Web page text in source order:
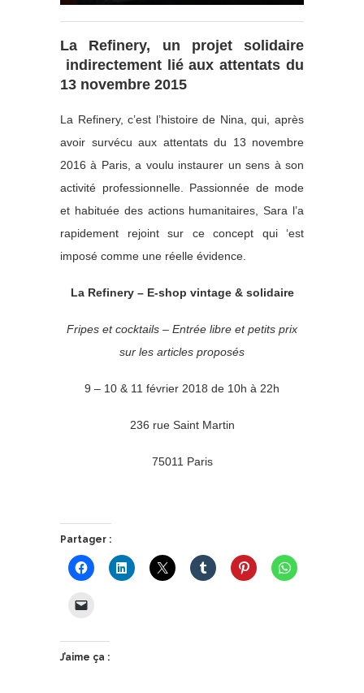
La Refinery, un projet solidaire
indirectement lié aux attentats du
13 novembre 2015
La Refinery, c’est l’histoire de Nina, qui, après
avoir survécu aux attentats du 13 novembre
2016 à Paris, a voulu instaurer un sens à son
activité professionnelle. Passionnée de mode
et habituée des actions humanitaires, Sara l’a
rapidement rejoint sur ce concept qui ‘est
imposé comme une réelle évidence.
La Refinery – E-shop vintage & solidaire
Fripes et cocktails – Entrée libre et petits prix
sur les articles proposés
9 – 10 & 11 février 2018 de 10h à 22h
236 rue Saint Martin
75011 Paris
Partager :
J’aime ça :